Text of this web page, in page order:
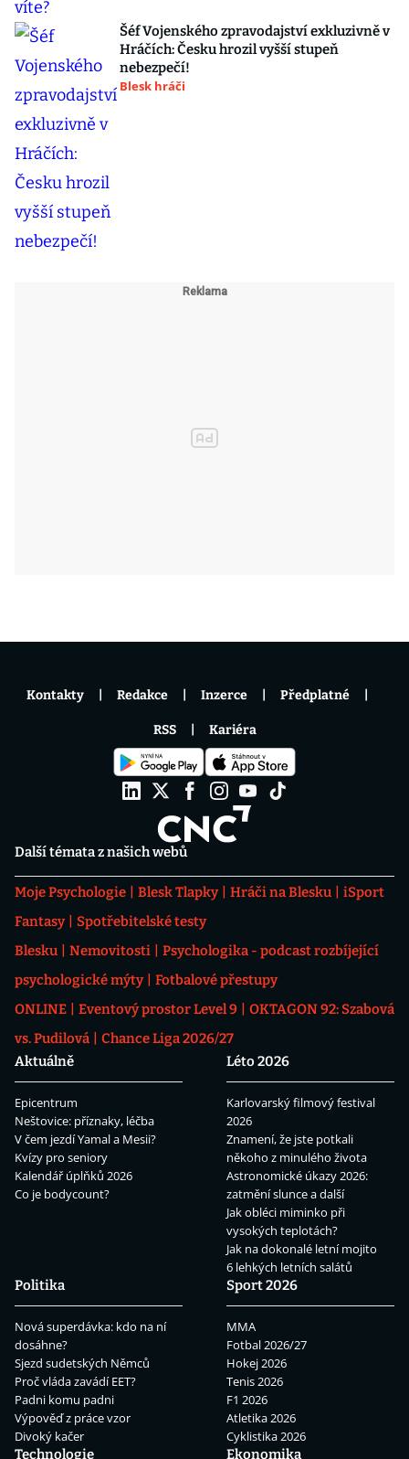
Šéf Vojenského zpravodajství exkluzivně v
Hráčích: Česku hrozil vyšší stupeň
nebezpečí!
Blesk hráči
Další témata z našich webů
Moje Psychologie Blesk Tlapky Hráči na Blesku
iSport
Fantasy
Spotřebitelské testy
Blesku
Nemovitosti
Psychologika - podcast rozbíjející
psychologické mýty
Fotbalové přestupy
ONLINE
Eventový prostor Level 9
OKTAGON 92: Szabová
vs. Pudilová
Chance Liga 2026/27
Aktuálně
Epicentrum
Neštovice: příznaky, léčba
V čem jezdí Yamal a Mesii?
Kvízy pro seniory
Kalendář úplňků 2026
Co je bodycount?
Léto 2026
Karlovarský filmový festival
2026
Znamení, že jste potkali
někoho z minulého života
Astronomické úkazy 2026:
zatmění slunce a další
Jak obléci miminko při
vysokých teplotách?
Jak na dokonalé letní mojito
6 lehkých letních salátů
Politika
Nová superdávka: kdo na ní
dosáhne?
Sjezd sudetských Němců
Proč vláda zavádí EET?
Padni komu padni
Výpověď z práce vzor
Divoký kačer
Sport 2026
MMA
Fotbal 2026/27
Hokej 2026
Tenis 2026
F1 2026
Atletika 2026
Cyklistika 2026
Technologie
Ekonomika
Kontakty Redakce Inzerce Předplatné
RSS Kariéra